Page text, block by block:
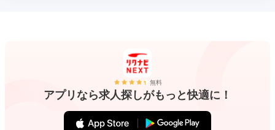
無料
アプリなら求人探しがもっと快適に！